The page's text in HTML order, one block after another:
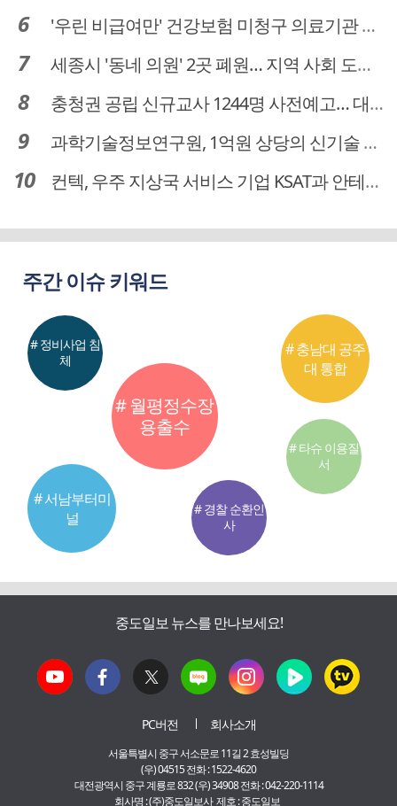
'우린 비급여만' 건강보험 미청구 의료기관 대전 65곳 충남 31곳
세종시 '동네 의원' 2곳 폐원… 지역 사회 도마 위
충청권 공립 신규교사 1244명 사전예고… 대전 초등 34명서 4명으로
과학기술정보연구원, 1억원 상당의 신기술 기업 이전 완료
컨텍, 우주 지상국 서비스 기업 KSAT과 안테나 6기 계약 체결
주간 이슈 키워드
# 월평정수장
용출수
# 서남부터미
널
# 충남대 공주
대 통합
# 정비사업 침
체
# 경찰 순환인
사
# 타슈 이용질
서
중도일보 뉴스를 만나보세요!
PC버전 회사소개
서울특별시 중구 서소문로 11길 2 효성빌딩
(우) 04515 전화 : 1522-4620
대전광역시 중구 계룡로 832 (우) 34908 전화 : 042-220-1114
회사명 : (주)중도일보사 제호 : 중도일보